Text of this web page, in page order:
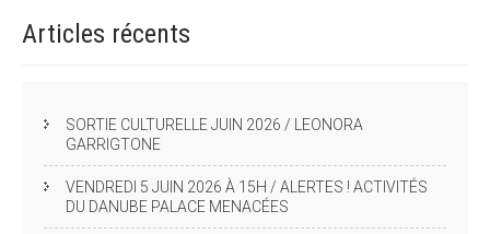
Articles récents
SORTIE CULTURELLE JUIN 2026 / LEONORA
GARRIGTONE
VENDREDI 5 JUIN 2026 À 15H / ALERTES ! ACTIVITÉS
DU DANUBE PALACE MENACÉES